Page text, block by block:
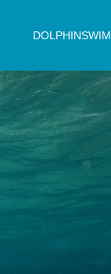
DOLPHINSWIM